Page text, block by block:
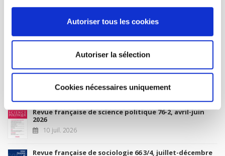
Autoriser tous les cookies
Autoriser la sélection
Cookies nécessaires uniquement
4 sept. 2026
New Releases
Revue française de science politique 76-2, avril-juin
2026
10 juil. 2026
Revue française de sociologie 66 3/4, juillet-décembre